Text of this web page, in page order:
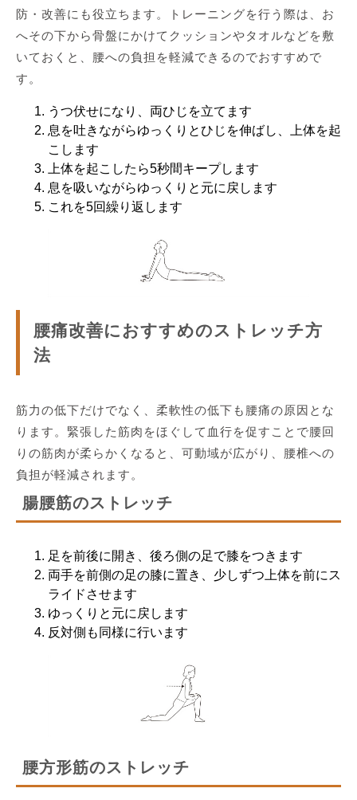
防・改善にも役立ちます。トレーニングを行う際は、お
へその下から骨盤にかけてクッションやタオルなどを敷
いておくと、腰への負担を軽減できるのでおすすめで
す。
うつ伏せになり、両ひじを立てます
息を吐きながらゆっくりとひじを伸ばし、上体を起
こします
上体を起こしたら5秒間キープします
息を吸いながらゆっくりと元に戻します
これを5回繰り返します
腰痛改善におすすめのストレッチ方
法
筋力の低下だけでなく、柔軟性の低下も腰痛の原因とな
ります。緊張した筋肉をほぐして血行を促すことで腰回
りの筋肉が柔らかくなると、可動域が広がり、腰椎への
負担が軽減されます。
腸腰筋のストレッチ
足を前後に開き、後ろ側の足で膝をつきます
両手を前側の足の膝に置き、少しずつ上体を前にス
ライドさせます
ゆっくりと元に戻します
反対側も同様に行います
腰方形筋のストレッチ